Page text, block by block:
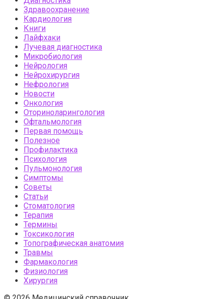
Здравоохранение
Кардиология
Книги
Лайфхаки
Лучевая диагностика
Микробиология
Нейрология
Нейрохирургия
Нефрология
Новости
Онкология
Оториноларингология
Офтальмология
Первая помощь
Полезное
Профилактика
Психология
Пульмонология
Симптомы
Советы
Статьи
Стоматология
Терапия
Термины
Токсикология
Топографическая анатомия
Травмы
Фармакология
Физиология
Хирургия